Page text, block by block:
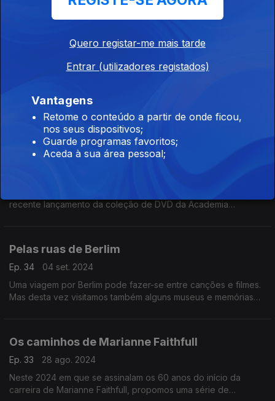
Nos 90 anos de Brigitte Bardot evocamos nomes que juntaram
a música às suas carreiras no cinema. Scarlett Johannson,
outros, passam por aqui.
Os primeiros discos de Paul McCartney
As reedições dos cinco primeiros álbuns de Paul McCartney
estão em destaque num episódio que ainda fala de John
Lennon, Miguel Gomes, A Cidade de Deus ou The Perfect
Cinema português em DVD
recente lançamento da coleção de DVD da Academia
Pelas ruas de Berlim
Ep. 34
04 set. 2024
Uma viagem por Berlim pode fazer-se entre canções e filmes.
Mas desta vez visitamos também alguns museus e memórias
Os caminhos de Marianne Faithfull
Ep. 33
28 ago. 2024
Neste 2024 em que se assinalam os 60 anos do início da
carreira de Marianne Faithfull, propomos uma série de
Quero registar-me mais tarde
Entrar (utilizadores registados)
Vantagens
Retome o conteúdo a partir de onde ficou,
nos seus dispositivos;
Guarde programas favoritos;
Aceda à sua área pessoal;